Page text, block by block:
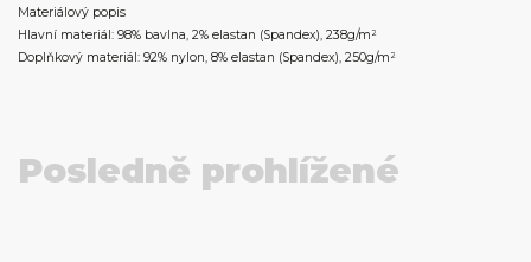
Materiálový popis
Hlavní materiál: 98% bavlna, 2% elastan (Spandex), 238g/m²
Doplňkový materiál: 92% nylon, 8% elastan (Spandex), 250g/m²
Posledně prohlížené